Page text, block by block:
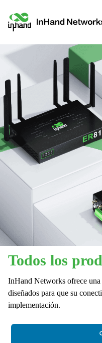
Todos los
InHand Networks ofrece una
diseñados para que su
implementación.